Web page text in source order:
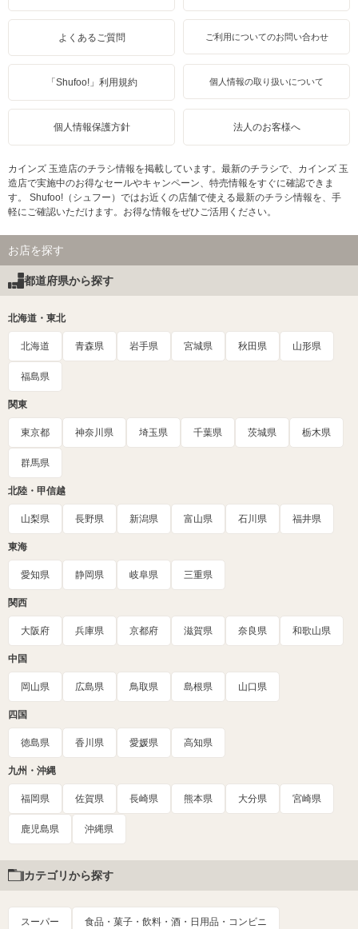
よくあるご質問 ご利用についてのお問い合わせ
「Shufoo!」利用規約 個人情報の取り扱いについて
個人情報保護方針 法人のお客様へ
カインズ 玉造店のチラシ情報を掲載しています。最新のチラシで、カインズ 玉
造店で実施中のお得なセールやキャンペーン、特売情報をすぐに確認できま
す。 Shufoo!（シュフー）ではお近くの店舗で使える最新のチラシ情報を、手
軽にご確認いただけます。お得な情報をぜひご活用ください。
お店を探す
都道府県から探す
北海道・東北
北海道 青森県 岩手県 宮城県 秋田県 山形県
福島県
関東
東京都 神奈川県 埼玉県 千葉県 茨城県 栃木県
群馬県
北陸・甲信越
山梨県 長野県 新潟県 富山県 石川県 福井県
東海
愛知県 静岡県 岐阜県 三重県
関西
大阪府 兵庫県 京都府 滋賀県 奈良県 和歌山県
中国
岡山県 広島県 鳥取県 島根県 山口県
四国
徳島県 香川県 愛媛県 高知県
九州・沖縄
福岡県 佐賀県 長崎県 熊本県 大分県 宮崎県
鹿児島県 沖縄県
カテゴリから探す
スーパー 食品・菓子・飲料・酒・日用品・コンビニ